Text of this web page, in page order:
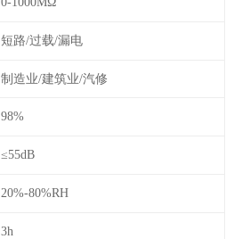
短路/过载/漏电
制造业/建筑业/汽修
98%
≤55dB
20%-80%RH
3h